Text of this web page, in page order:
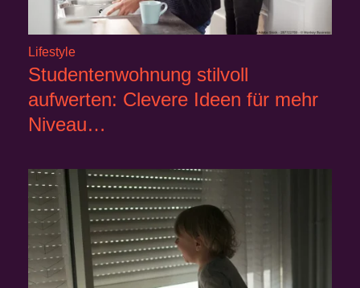
Lifestyle
Studentenwohnung stilvoll
aufwerten: Clevere Ideen für mehr
Niveau…